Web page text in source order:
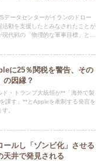
データセンターがイランのドロー
動を支援したとみなされたことが
代戦の「物理的な軍事目標」とな
に25％関税を警告、その
の因縁？
・トランプ大統領が**「海外で製
課す」**とAppleを牽制する発言を
。
ールし「ゾンビ化」させる
天井で発見される